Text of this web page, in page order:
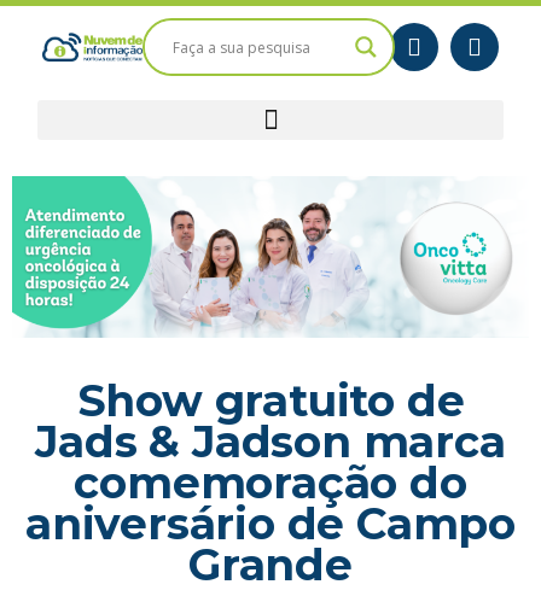
Show gratuito de
Jads & Jadson marca
comemoração do
aniversário de Campo
Grande